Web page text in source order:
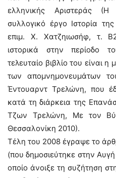
ελληνικής Αριστεράς (Η
συλλογικό έργο Ιστορία
επιμ. Χ. Χατζηιωσήφ, τ.
ιστορικά στην περίοδο
τελευταίο βιβλίο του είναι
των απομνημονευμάτων
Έντουαρντ Τρελώνη, που
κατά τη διάρκεια της
Τζων Τρελώνη, Με τον
Θεσσαλονίκη 2010).
Τέλη του 2008 έγραψε το
(που δημοσιεύτηκε στην
οποίο άνοιξε τη συζήτηση